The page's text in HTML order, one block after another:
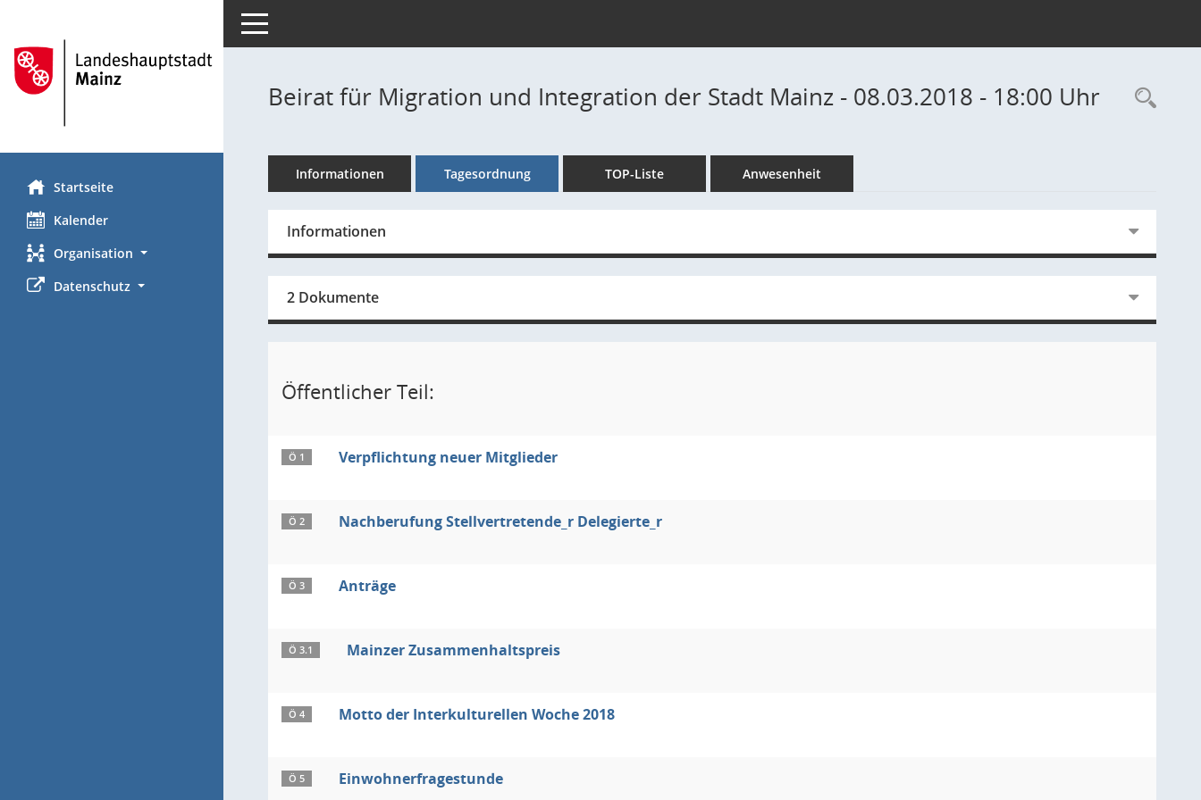
Startseite
Kalender
Organisation
Datenschutz
Toggle navigation
Beirat für Migration und Integration der Stadt Mainz - 08.03.2018 - 18:00 Uhr
Informationen Tagesordnung TOP-Liste Anwesenheit
Informationen
2 Dokumente
Öffentlicher Teil:
Ö 1 Verpflichtung neuer Mitglieder
Ö 2 Nachberufung Stellvertretende_r Delegierte_r
Ö 3 Anträge
Ö 3.1 Mainzer Zusammenhaltspreis
Ö 4 Motto der Interkulturellen Woche 2018
Ö 5 Einwohnerfragestunde